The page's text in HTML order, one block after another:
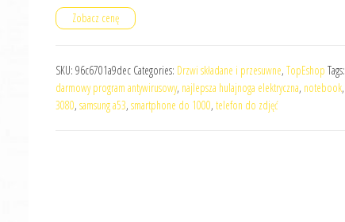
Zobacz cenę
SKU: 96c6701a9dec Categories: Drzwi składane i przesuwne, TopEshop Tags:
darmowy program antywirusowy, najlepsza hulajnoga elektryczna, notebook,
3080, samsung a53, smartphone do 1000, telefon do zdjęć